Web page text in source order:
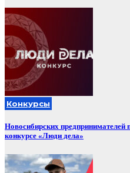
Конкурсы
Новосибирских предпринимателей
конкурсе «Люди дела»